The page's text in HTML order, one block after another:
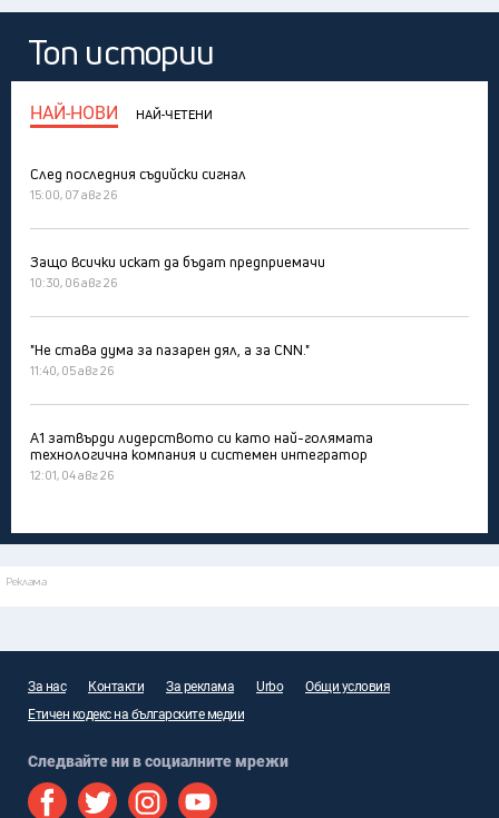
Топ истории
НАЙ-НОВИ НАЙ-ЧЕТЕНИ
След последния съдийски сигнал
15:00, 07 авг 26
Защо всички искат да бъдат предприемачи
10:30, 06 авг 26
"Не става дума за пазарен дял, а за CNN."
11:40, 05 авг 26
А1 затвърди лидерството си като най-голямата
технологична компания и системен интегратор
12:01, 04 авг 26
Реклама
За нас Контакти За реклама Urbo
Общи условия
Етичен кодекс на българските медии
Следвайте ни в социалните мрежи